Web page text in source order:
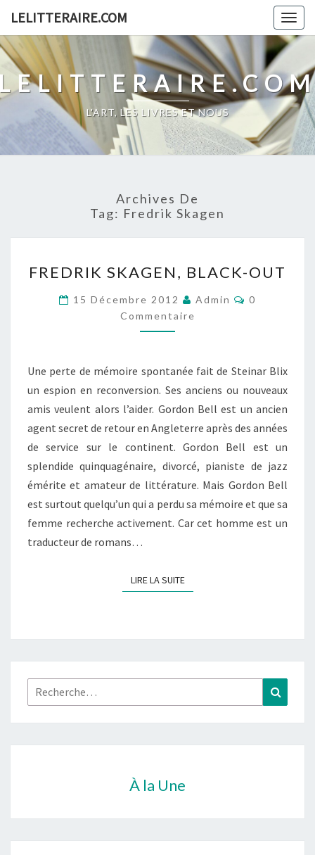
content
LELITTERAIRE.COM
L'ART, LES LIVRES ET NOUS
Archives De
Tag: Fredrik Skagen
SKAGEN,
BLACK-
OUT
FREDRIK SKAGEN, BLACK-OUT
15 Décembre 2012 Admin
0
Commentaire
Une perte de mémoire spontanée fait de Steinar Blix
un espion en reconversion. Ses anciens ou nouveaux
amis veulent alors l’aider. Gordon Bell est un ancien
agent secret de retour en Angleterre après des années
de service sur le continent. Gordon Bell est un
splendide quinquagénaire, divorcé, pianiste de jazz
émérite et amateur de littérature. Mais Gordon Bell
est surtout quelqu’un qui a perdu sa mémoire et que sa
femme recherche activement. Car cet homme est un
traducteur de romans…
LIRE LA SUITELIRE LA SUITE
Rechercher :
À la Une